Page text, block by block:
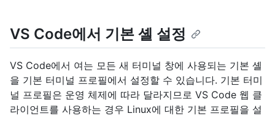
VS Code에서 기본 셸 설정
VS Code에서 여는 모든 새 터미널 창에 사용되는 기본 셸
을 기본 터미널 프로필에서 설정할 수 있습니다. 기본 터미
널 프로필은 운영 체제에 따라 달라지므로 VS Code 웹 클
라이언트를 사용하는 경우 Linux에 대한 기본 프로필을 설